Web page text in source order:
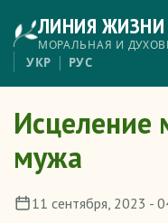
основному
содержанию
ЛИНИЯ ЖИЗНИ
МОРАЛЬНАЯ И
УКР РУС
Исцеление
мужа
11 сентября, 2023 -